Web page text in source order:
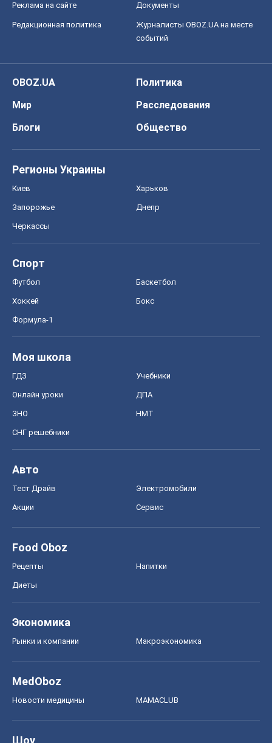
Реклама на сайте Документы
Редакционная политика
Журналисты OBOZ.UA на месте
событий
OBOZ.UA
Политика
Мир
Расследования
Блоги
Общество
Регионы Украины
Киев Харьков
Запорожье Днепр
Черкассы
Спорт
Футбол Баскетбол
Хоккей Бокс
Формула-1
Моя школа
ГДЗ Учебники
Онлайн уроки ДПА
ЗНО НМТ
СНГ решебники
Авто
Тест Драйв Электромобили
Акции Сервис
Food Oboz
Рецепты Напитки
Диеты
Экономика
Рынки и компании Mакроэкономика
MedOboz
Новости медицины MAMACLUB
Шоу